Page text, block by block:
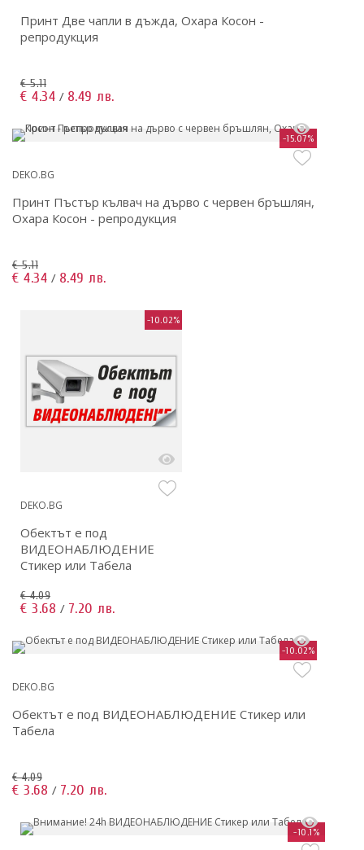
Принт Две чапли в дъжда, Охара Косон -
репродукция
€ 5.11
€ 4.34 / 8.49 лв.
-15.07%
DEKO.BG
Принт Пъстър кълвач на дърво с червен бръшлян,
Охара Косон - репродукция
€ 5.11
€ 4.34 / 8.49 лв.
-10.02%
DEKO.BG
Обектът е под
ВИДЕОНАБЛЮДЕНИЕ
Стикер или Табела
€ 4.09
€ 3.68 / 7.20 лв.
-10.02%
DEKO.BG
Обектът е под ВИДЕОНАБЛЮДЕНИЕ Стикер или
Табела
€ 4.09
€ 3.68 / 7.20 лв.
-10.1%